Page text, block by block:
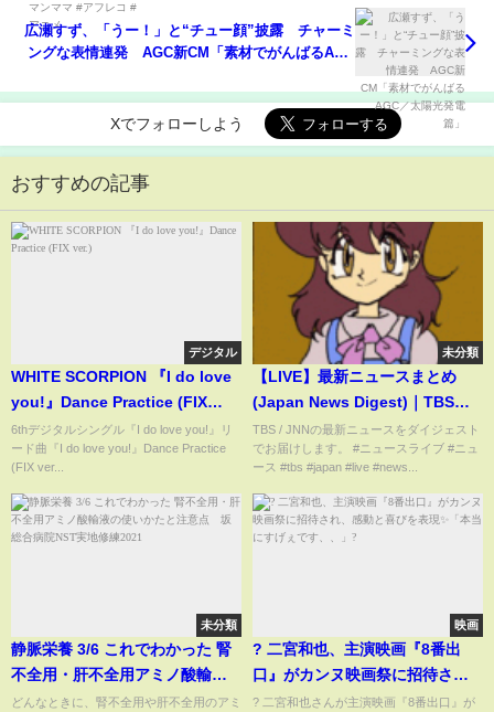
広瀬すず、「うー！」と“チュー顔”披露 チャーミ
ングな表情連発 AGC新CM「素材でがんばるAGC
Xでフォローしよう
おすすめの記事
デジタル
WHITE SCORPION 『I do love
you!』Dance Practice (FIX
ver.)
6thデジタルシングル『I do love you!』リ
ード曲『I do love you!』Dance Practice
(FIX ver...
未分類
【LIVE】最新ニュースまとめ
(Japan News Digest)｜TBS
NEWS DIG（3月13日）
TBS / JNNの最新ニュースをダイジェスト
でお届けします。 #ニュースライブ #ニュ
ース #tbs #japan #live #news...
未分類
静脈栄養 3/6 これでわかった 腎
不全用・肝不全用アミノ酸輸液
の使いかたと注意点 坂総合病
どんなときに、腎不全用や肝不全用のアミ
映画
? 二宮和也、主演映画『8番出
口』がカンヌ映画祭に招待さ
れ、感動と喜びを表現✨「本当に
? 二宮和也さんが主演映画『8番出口』が